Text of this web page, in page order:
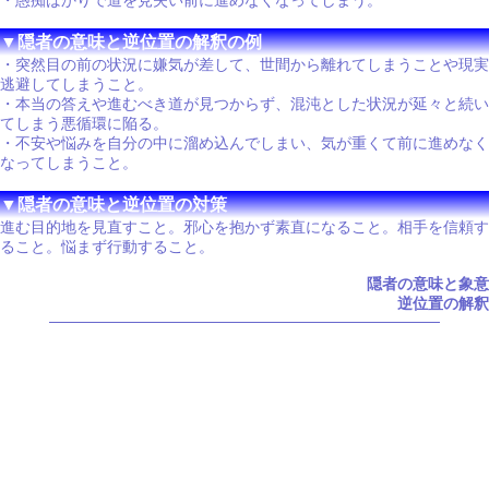
▼隠者の意味と逆位置の解釈の例
・突然目の前の状況に嫌気が差して、世間から離れてしまうことや現実
逃避してしまうこと。
・本当の答えや進むべき道が見つからず、混沌とした状況が延々と続い
てしまう悪循環に陥る。
・不安や悩みを自分の中に溜め込んでしまい、気が重くて前に進めなく
なってしまうこと。
▼隠者の意味と逆位置の対策
進む目的地を見直すこと。邪心を抱かず素直になること。相手を信頼す
ること。悩まず行動すること。
隠者の意味と象意
逆位置の解釈